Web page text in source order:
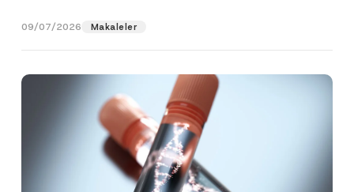
09/07/2026 Makaleler